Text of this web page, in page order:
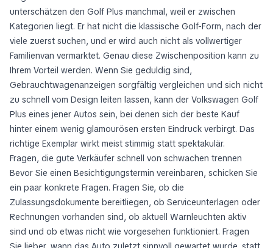
unterschätzen den Golf Plus manchmal, weil er zwischen
Kategorien liegt. Er hat nicht die klassische Golf-Form, nach der
viele zuerst suchen, und er wird auch nicht als vollwertiger
Familienvan vermarktet. Genau diese Zwischenposition kann zu
Ihrem Vorteil werden. Wenn Sie geduldig sind,
Gebrauchtwagenanzeigen sorgfältig vergleichen und sich nicht
zu schnell vom Design leiten lassen, kann der Volkswagen Golf
Plus eines jener Autos sein, bei denen sich der beste Kauf
hinter einem wenig glamourösen ersten Eindruck verbirgt. Das
richtige Exemplar wirkt meist stimmig statt spektakulär.
Fragen, die gute Verkäufer schnell von schwachen trennen
Bevor Sie einen Besichtigungstermin vereinbaren, schicken Sie
ein paar konkrete Fragen. Fragen Sie, ob die
Zulassungsdokumente bereitliegen, ob Serviceunterlagen oder
Rechnungen vorhanden sind, ob aktuell Warnleuchten aktiv
sind und ob etwas nicht wie vorgesehen funktioniert. Fragen